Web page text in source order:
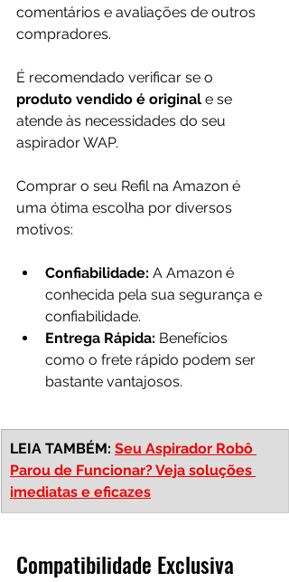
comentários e avaliações de outros
compradores.
É recomendado verificar se o
produto vendido é original e se
atende às necessidades do seu
aspirador WAP.
Comprar o seu Refil na Amazon é
uma ótima escolha por diversos
motivos:
Confiabilidade: A Amazon é
conhecida pela sua segurança e
confiabilidade.
Entrega Rápida: Benefícios
como o frete rápido podem ser
bastante vantajosos.
LEIA TAMBÉM: Seu Aspirador Robô
Parou de Funcionar? Veja soluções
imediatas e eficazes
Compatibilidade Exclusiva